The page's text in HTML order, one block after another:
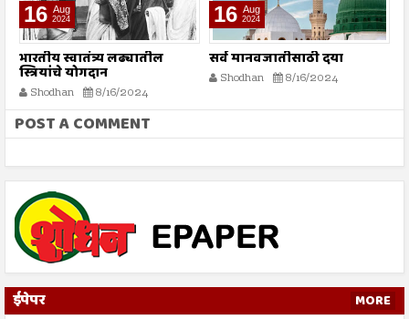
16 Aug
2024
भारतीय स्वातंत्र्य लढ्यातील
स्त्रियांचे योगदान
Shodhan 8/16/2024
16 Aug
2024
सर्व मानवजातीसाठी दया
Shodhan 8/16/2024
POST A COMMENT
ईपेपर MORE